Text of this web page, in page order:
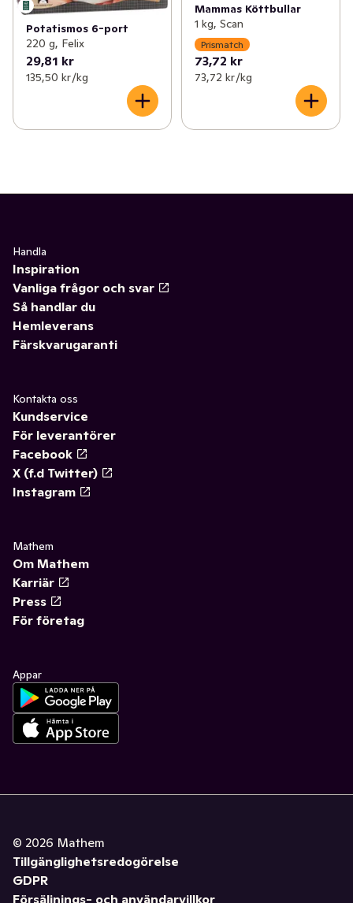
Potatismos 6-port
220 g, Felix
29,81 kr
135,50 kr /kg
Mammas Köttbullar
1 kg, Scan
Prismatch
73,72 kr
73,72 kr /kg
Handla
Inspiration
Vanliga frågor och svar
Så handlar du
Hemleverans
Färskvarugaranti
Kontakta oss
Kundservice
För leverantörer
Facebook
X (f.d Twitter)
Instagram
Mathem
Om Mathem
Karriär
Press
För företag
Appar
© 2026 Mathem
Tillgänglighetsredogörelse
GDPR
Försäljnings- och användarvillkor